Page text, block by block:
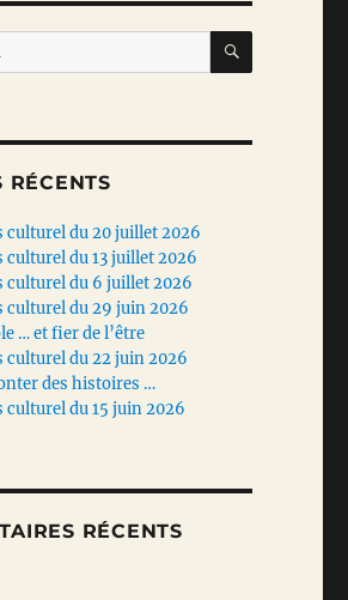
RÉCENTS
culturel du 20 juillet 2026
du 13 juillet 2026
culturel du 6 juillet 2026
culturel du 29 juin 2026
… et fier de l’être
culturel du 22 juin 2026
des histoires …
du 15 juin 2026
RÉCENTS